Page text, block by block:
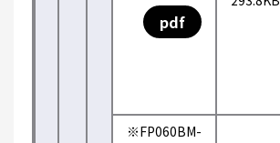
pdf
※FP060BM-